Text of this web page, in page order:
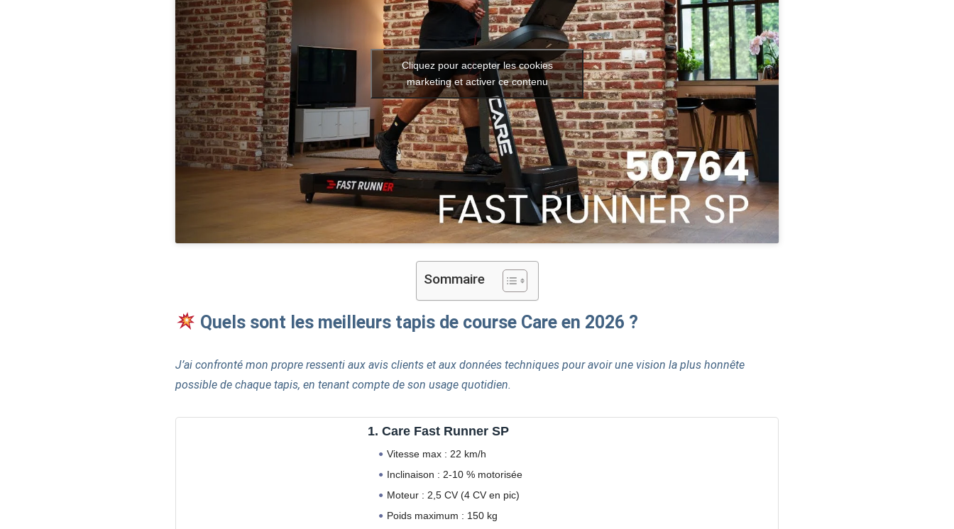
Cliquez pour accepter les cookies
marketing et activer ce contenu
Sommaire
Quels sont les meilleurs tapis de course Care en 2026 ?
J’ai confronté mon propre ressenti aux avis clients et aux données techniques pour avoir une vision la plus honnête
possible de chaque tapis, en tenant compte de son usage quotidien.
1. Care Fast Runner SP
Vitesse max : 22 km/h
Inclinaison : 2-10 % motorisée
Moteur : 2,5 CV (4 CV en pic)
Poids maximum : 150 kg